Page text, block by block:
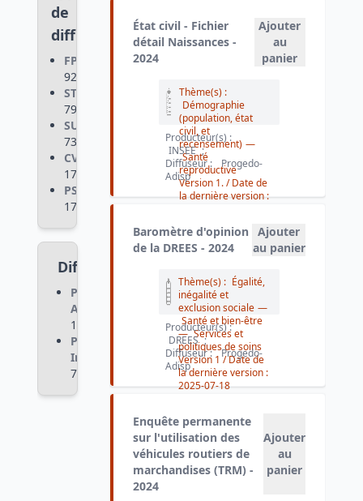
de
diffusions
FPR
926
STD
798
SUS
73
CVS
17
PSM
17
Diffuseurs
Progedo-
Adisp
1 757
Progedo-
Ined
74
État civil - Fichier
détail Naissances -
2024
Ajouter
au
panier
Thème(s) :
Démographie
(population, état
civil, et
recensement) —
Santé
reproductive
Version 1./ Date de
la dernière version :
Producteur(s) :
INSEE ;
Diffuseur :
Progedo-
Adisp
Baromètre d'opinion
de la DREES - 2024
Ajouter
au panier
Thème(s) : Égalité,
inégalité et
exclusion sociale —
Santé et bien-être
— Services et
politiques de soins
Version 1 / Date de
la dernière version :
2025-07-18
Producteur(s) :
DREES ;
Diffuseur :
Progedo-
Adisp
Enquête permanente
sur l'utilisation des
véhicules routiers de
marchandises (TRM) -
2024
Ajouter
au
panier